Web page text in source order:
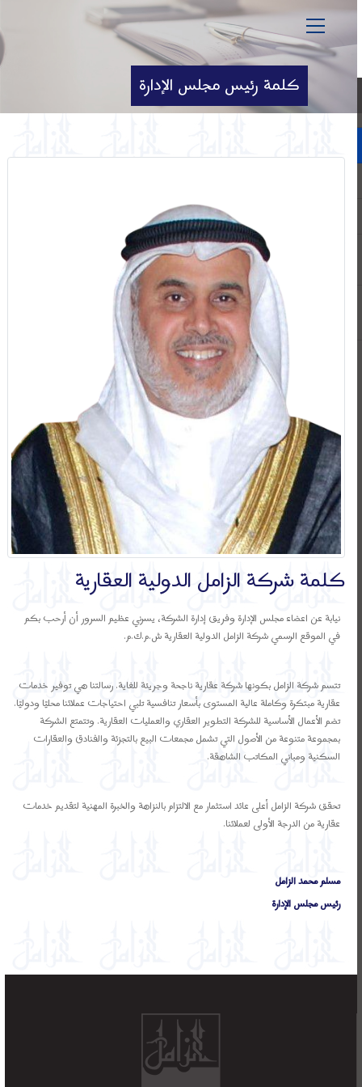
كلمة رئيس مجلس الإدارة
كلمة شركة الزامل الدولية العقارية
نيابة عن اعضاء مجلس الإدارة وفريق إدارة الشركة، يسرني عظيم السرور أن أرحب بكم
في الموقع الرسمي شركة الزامل الدولية العقارية ش.م.ك.م.
تتسم شركة الزامل بكونها شركة عقارية ناجحة وجريئة للغاية. رسالتنا هي توفير خدمات
عقارية مبتكرة وكاملة عالية المستوى بأسعار تنافسية تلبي احتياجات عملائنا محليًا ودوليًا.
تضم الأعمال الأساسية للشركة التطوير العقاري والعمليات العقارية. وتتمتع الشركة
بمجموعة متنوعة من الأصول التي تشمل مجمعات البيع بالتجزئة والفنادق والعقارات
السكنية ومباني المكاتب الشاهقة.
تحقق شركة الزامل أعلى عائد استثمار مع الالتزام بالنزاهة والخبرة المهنية لتقديم خدمات
عقارية من الدرجة الأولى لعملائنا.
مسلم محمد الزامل
رئيس مجلس الإدارة